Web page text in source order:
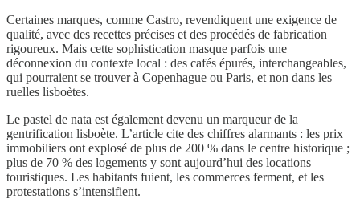
Certaines marques, comme Castro, revendiquent une exigence de
qualité, avec des recettes précises et des procédés de fabrication
rigoureux. Mais cette sophistication masque parfois une
déconnexion du contexte local : des cafés épurés, interchangeables,
qui pourraient se trouver à Copenhague ou Paris, et non dans les
ruelles lisboètes.
Le pastel de nata est également devenu un marqueur de la
gentrification lisboète. L’article cite des chiffres alarmants : les prix
immobiliers ont explosé de plus de 200 % dans le centre historique ;
plus de 70 % des logements y sont aujourd’hui des locations
touristiques. Les habitants fuient, les commerces ferment, et les
protestations s’intensifient.